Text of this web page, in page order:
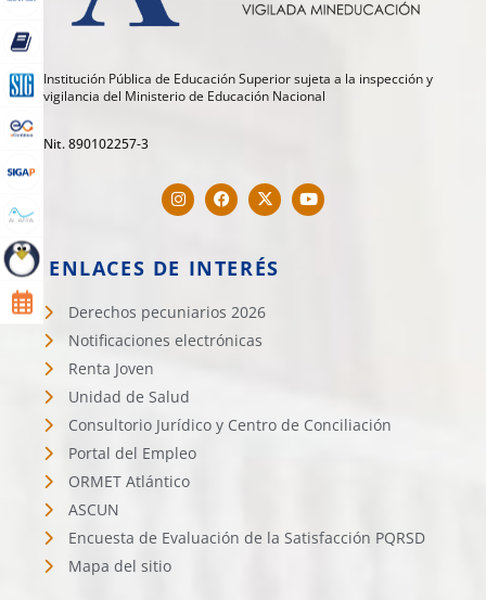
Institución Pública de Educación Superior sujeta a la inspección y
vigilancia del Ministerio de Educación Nacional
Nit. 890102257-3
ENLACES DE INTERÉS
Derechos pecuniarios 2026
Notificaciones electrónicas
Renta Joven
Unidad de Salud
Consultorio Jurídico y Centro de Conciliación
Portal del Empleo
ORMET Atlántico
ASCUN
Encuesta de Evaluación de la Satisfacción PQRSD
Mapa del sitio